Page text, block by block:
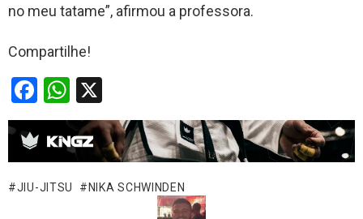
no meu tatame”, afirmou a professora.
Compartilhe!
F
a
ce
b
o
W
h
at
s
A
JIU-JITSU NIKA SCHWINDEN